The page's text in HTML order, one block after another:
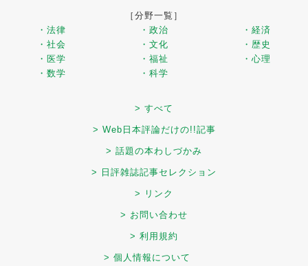
［分野一覧］
・法律
・政治
・経済
・社会
・文化
・歴史
・医学
・福祉
・心理
・数学
・科学
> すべて
> Web日本評論だけの!!記事
> 話題の本わしづかみ
> 日評雑誌記事セレクション
> リンク
> お問い合わせ
> 利用規約
> 個人情報について